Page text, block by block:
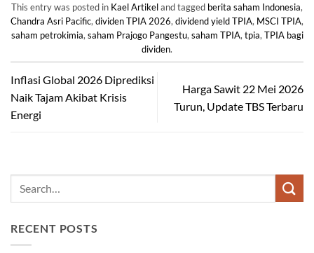
This entry was posted in Kael Artikeland tagged berita saham Indonesia,
Chandra Asri Pacific, dividen TPIA 2026, dividend yield TPIA, MSCI TPIA,
saham petrokimia, saham Prajogo Pangestu, saham TPIA, tpia, TPIA bagi
dividen.
Inflasi Global 2026 Diprediksi
Naik Tajam Akibat Krisis
Energi
Harga Sawit 22 Mei 2026
Turun, Update TBS Terbaru
RECENT POSTS